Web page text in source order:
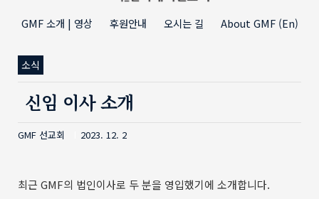
GMF 소개 | 영상 후원안내 오시는 길 About GMF (En)
소식
신임 이사 소개
GMF 선교회 2023. 12. 2
최근 GMF의 법인이사로 두 분을 영입했기에 소개합니다.